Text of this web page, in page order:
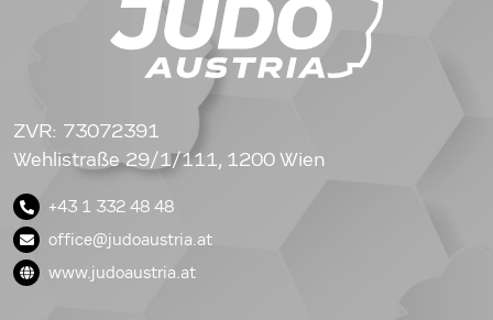
ZVR: 73072391
Wehlistraße 29/1/111, 1200 Wien
+43 1 332 48 48
office@judoaustria.at
www.judoaustria.at